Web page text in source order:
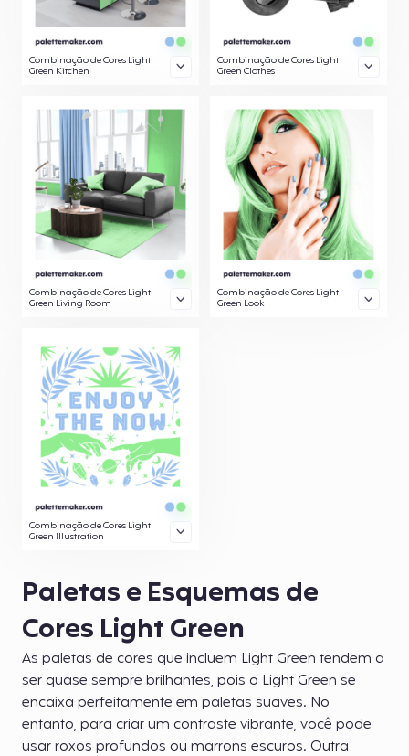
Combinação de Cores Light
Green Kitchen
Combinação de Cores Light
Green Clothes
Combinação de Cores Light
Green Living Room
Combinação de Cores Light
Green Look
Combinação de Cores Light
Green Illustration
Paletas e Esquemas de
Cores Light Green
As paletas de cores que incluem Light Green tendem a
ser quase sempre brilhantes, pois o Light Green se
encaixa perfeitamente em paletas suaves. No
entanto, para criar um contraste vibrante, você pode
usar roxos profundos ou marrons escuros. Outra